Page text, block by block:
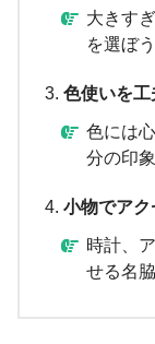
大きす
を選ぼう
色使いを工
色には
分の印
小物でアク
時計、
せる名脇